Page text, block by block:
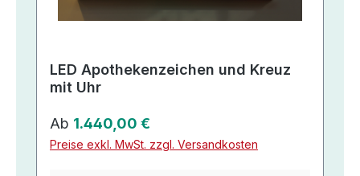
LED Apothekenzeichen und Kreuz
mit Uhr
Regulärer Preis:
Ab 1.440,00 €
Preise exkl. MwSt. zzgl. Versandkosten